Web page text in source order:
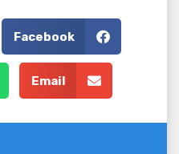
Facebook
Email